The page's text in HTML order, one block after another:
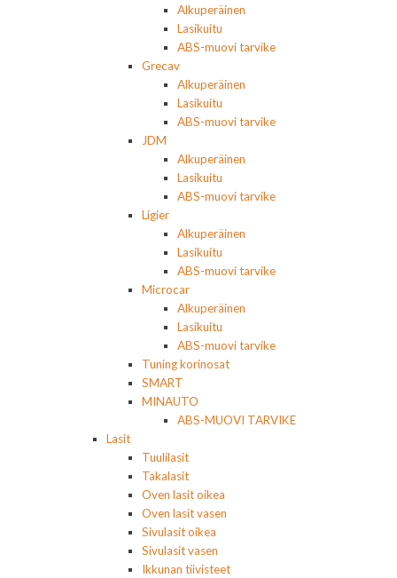
Alkuperäinen
Lasikuitu
ABS-muovi tarvike
Grecav
Alkuperäinen
Lasikuitu
ABS-muovi tarvike
JDM
Alkuperäinen
Lasikuitu
ABS-muovi tarvike
Ligier
Alkuperäinen
Lasikuitu
ABS-muovi tarvike
Microcar
Alkuperäinen
Lasikuitu
ABS-muovi tarvike
Tuning korinosat
SMART
MINAUTO
ABS-MUOVI TARVIKE
Lasit
Tuulilasit
Takalasit
Oven lasit oikea
Oven lasit vasen
Sivulasit oikea
Sivulasit vasen
Ikkunan tiivisteet